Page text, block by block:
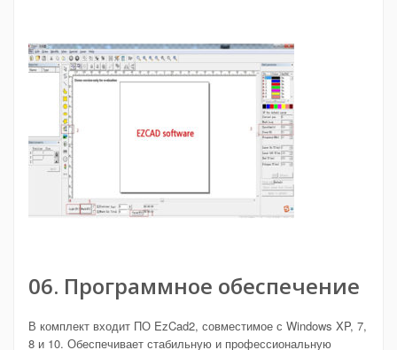
06. Программное обеспечение
В комплект входит ПО EzCad2, совместимое с Windows XP, 7,
8 и 10. Обеспечивает стабильную и профессиональную